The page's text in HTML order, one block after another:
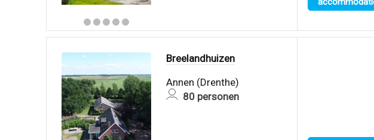
Breelandhuizen
Annen (Drenthe)
80 personen